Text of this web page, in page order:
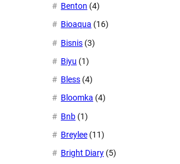
Benton (4)
Bioaqua (16)
Bisnis (3)
Biyu (1)
Bless (4)
Bloomka (4)
Bnb (1)
Breylee (11)
Bright Diary (5)